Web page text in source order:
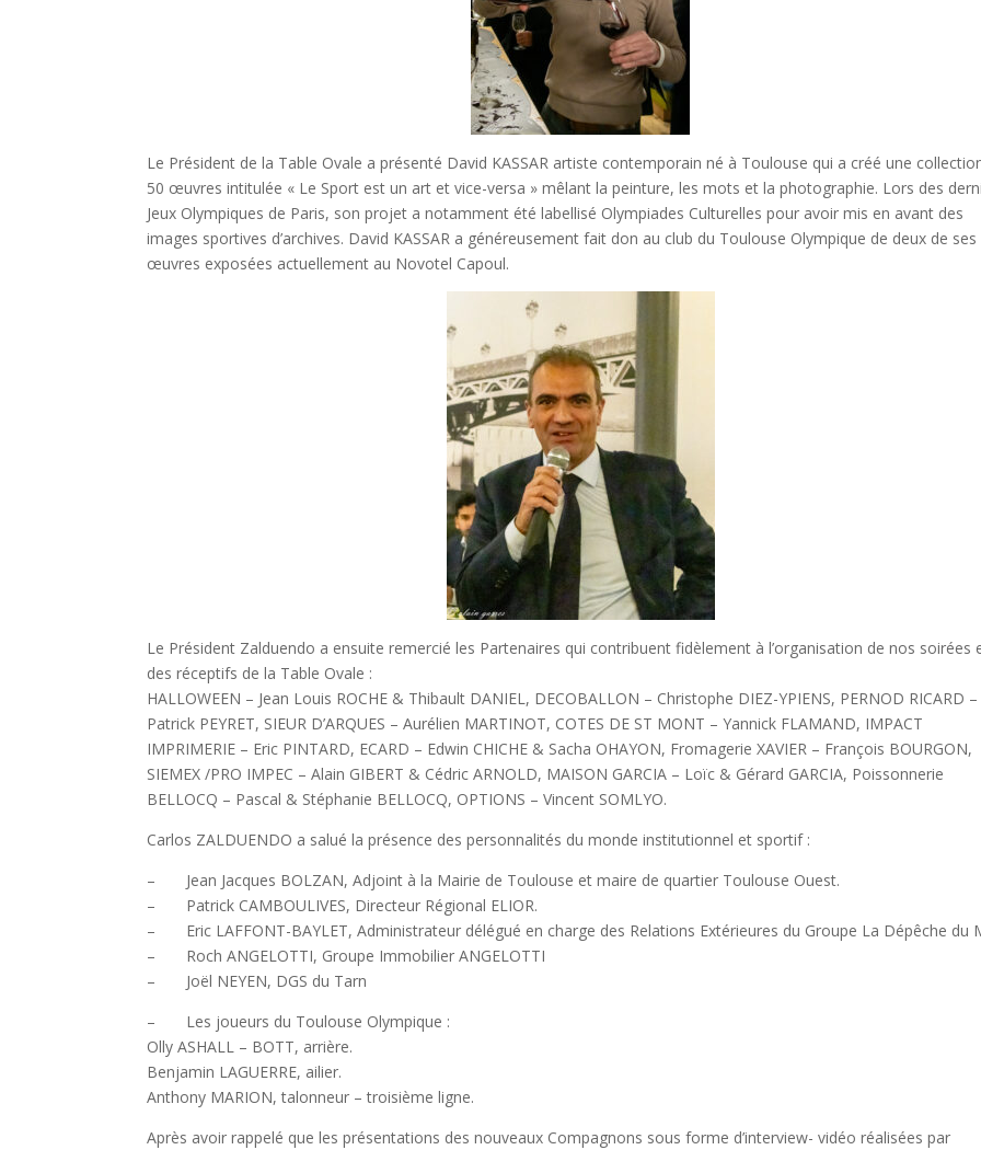
Le Président de la Table Ovale a présenté David KASSAR artiste contemporain né à Toulouse qui a créé une
50 œuvres intitulée « Le Sport est un art et vice-versa » mêlant la peinture, les mots et la photographie. Lors des
Jeux Olympiques de Paris, son projet a notamment été labellisé Olympiades Culturelles pour avoir mis en avant des
images sportives d’archives. David KASSAR a généreusement fait don au club du Toulouse Olympique de deux de ses
œuvres exposées actuellement au Novotel Capoul.
Le Président Zalduendo a ensuite remercié les Partenaires qui contribuent fidèlement à l’organisation de nos soirées
des réceptifs de la Table Ovale :
HALLOWEEN – Jean Louis ROCHE & Thibault DANIEL, DECOBALLON – Christophe DIEZ-YPIENS, PERNOD RICARD –
Patrick PEYRET, SIEUR D’ARQUES – Aurélien MARTINOT, COTES DE ST MONT – Yannick FLAMAND, IMPACT
IMPRIMERIE – Eric PINTARD, ECARD – Edwin CHICHE & Sacha OHAYON, Fromagerie XAVIER – François BOURGON,
SIEMEX /PRO IMPEC – Alain GIBERT & Cédric ARNOLD, MAISON GARCIA – Loïc & Gérard GARCIA, Poissonnerie
BELLOCQ – Pascal & Stéphanie BELLOCQ, OPTIONS – Vincent SOMLYO.
Carlos ZALDUENDO a salué la présence des personnalités du monde institutionnel et sportif :
– Jean Jacques BOLZAN, Adjoint à la Mairie de Toulouse et maire de quartier Toulouse Ouest.
– Patrick CAMBOULIVES, Directeur Régional ELIOR.
– Eric LAFFONT-BAYLET, Administrateur délégué en charge des Relations Extérieures du Groupe La Dépêche du
– Roch ANGELOTTI, Groupe Immobilier ANGELOTTI
– Joël NEYEN, DGS du Tarn
– Les joueurs du Toulouse Olympique :
Olly ASHALL – BOTT, arrière.
Benjamin LAGUERRE, ailier.
Anthony MARION, talonneur – troisième ligne.
Après avoir rappelé que les présentations des nouveaux Compagnons sous forme d’interview- vidéo réalisées par